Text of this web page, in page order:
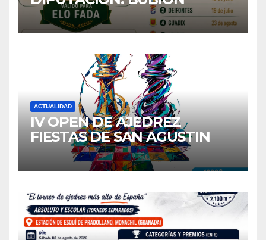
ACTUALIDAD
IV OPEN DE AJEDREZ
FIESTAS DE SAN AGUSTIN